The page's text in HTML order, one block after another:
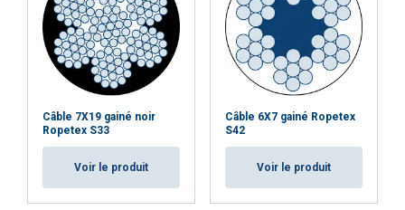
Câble 7X19 gainé noir
Ropetex S33
Voir le produit
Câble 6X7 gainé Ropetex
S42
Voir le produit